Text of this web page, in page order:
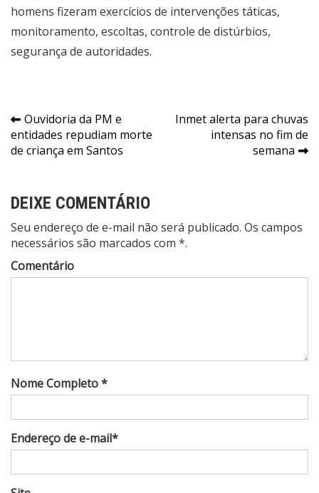
homens fizeram exercícios de intervenções táticas,
monitoramento, escoltas, controle de distúrbios,
segurança de autoridades.
Navegação
de
Ouvidoria da PM e
entidades repudiam morte
de criança em Santos
Inmet alerta para chuvas
intensas no fim de
semana
DEIXE COMENTÁRIO
Seu endereço de e-mail não será publicado. Os campos
necessários são marcados com *.
Comentário
Nome Completo *
Endereço de e-mail*